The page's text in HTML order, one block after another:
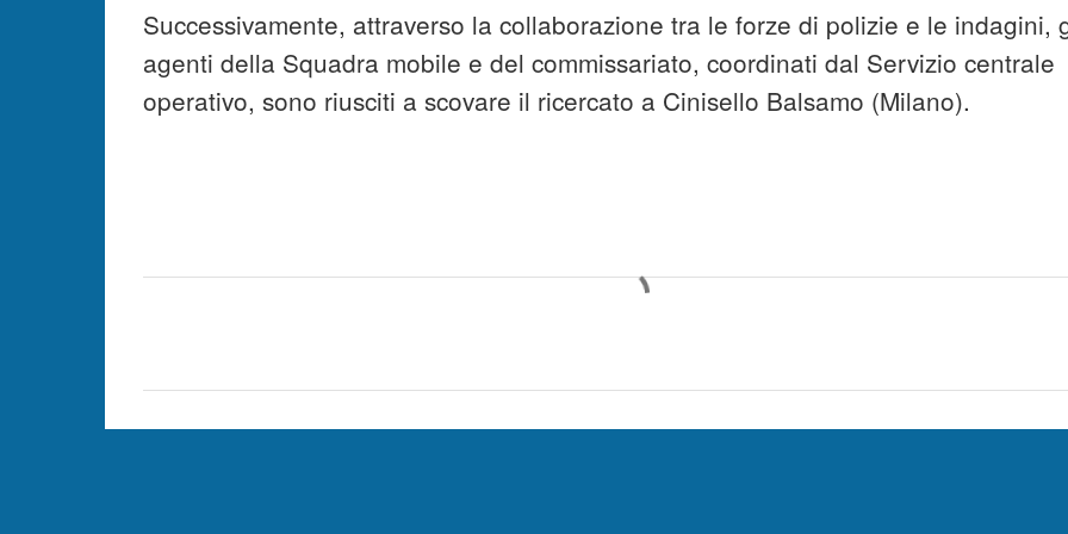
Successivamente, attraverso la collaborazione tra le forze di polizie e le indagini,
agenti della Squadra mobile e del commissariato, coordinati dal Servizio centrale
operativo, sono riusciti a scovare il ricercato a Cinisello Balsamo (Milano).